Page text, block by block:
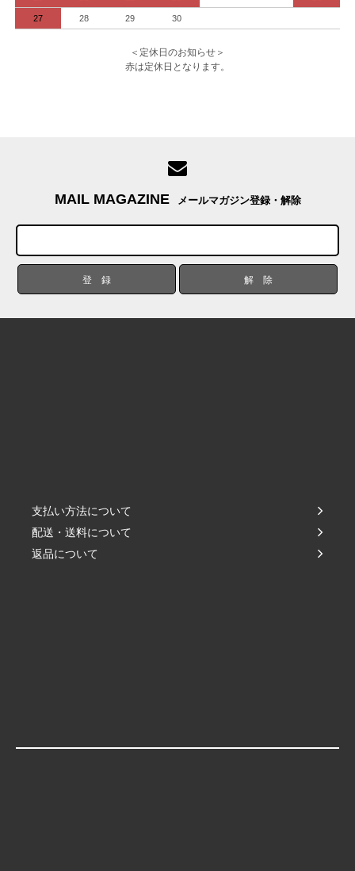
27 28 29 30
＜定休日のお知らせ＞
赤は定休日となります。
MAIL MAGAZINE メールマガジン登録・解除
支払い方法について
配送・送料について
返品について